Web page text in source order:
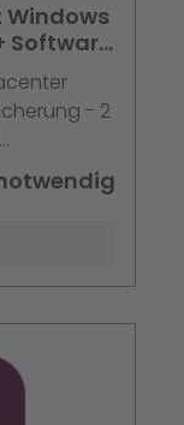
Windows
Software
- 2
Jahr 1 -